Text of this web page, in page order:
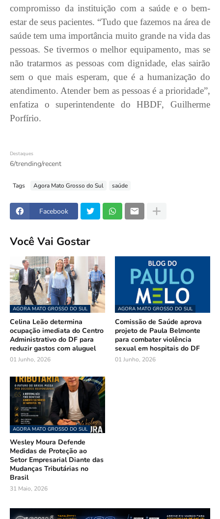
compromisso da instituição com a saúde e o bem-
estar de seus pacientes. “Tudo que fazemos na área de
saúde tem uma importância muito grande na vida das
pessoas. Se tivermos o melhor equipamento, mas se
não tratarmos as pessoas com dignidade, elas sairão
sem o que mais esperam, que é a humanização do
atendimento. Atender bem as pessoas é a prioridade”,
enfatiza o superintendente do HBDF, Guilherme
Porfírio.
Destaques
6/trending/recent
Tags Agora Mato Grosso do Sul saúde
Facebook
Você Vai Gostar
AGORA MATO GROSSO DO SUL
Celina Leão determina
ocupação imediata do Centro
Administrativo do DF para
reduzir gastos com aluguel
01 Junho, 2026
AGORA MATO GROSSO DO SUL
Comissão de Saúde aprova
projeto de Paula Belmonte
para combater violência
sexual em hospitais do DF
01 Junho, 2026
AGORA MATO GROSSO DO SUL
Wesley Moura Defende
Medidas de Proteção ao
Setor Empresarial Diante das
Mudanças Tributárias no
Brasil
31 Maio, 2026